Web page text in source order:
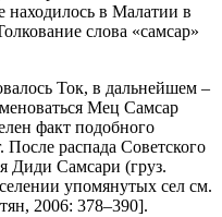
находилось в Малатии в
слова «самсар»
Ток, в дальнейшем –
Мец Самсар
факт подобного
После распада Советского
Диди Самсари (груз.
упомяну­тых сел см.
2006: 378–390].